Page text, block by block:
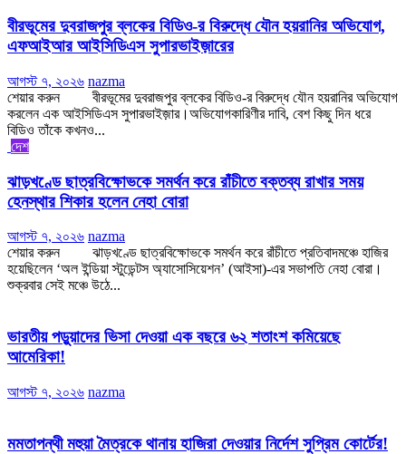
বীরভূমের দুবরাজপুর ব্লকের বিডিও-র বিরুদ্ধে যৌন হয়রানির অভিযোগ,
এফআইআর আইসিডিএস সুপারভাইজ়ারের
আগস্ট ৭, ২০২৬ nazma
শেয়ার করুন বীরভূমের দুবরাজপুর ব্লকের বিডিও-র বিরুদ্ধে যৌন হয়রানির অভিযোগ
করলেন এক আইসিডিএস সুপারভাইজ়ার।অভিযোগকারিণীর দাবি, বেশ কিছু দিন ধরে
বিডিও তাঁকে কখনও...
দেশ
ঝাড়খণ্ডে ছাত্রবিক্ষোভকে সমর্থন করে রাঁচীতে বক্তব্য রাখার সময়
হেনস্থার শিকার হলেন নেহা বোরা
আগস্ট ৭, ২০২৬ nazma
শেয়ার করুন ঝাড়খণ্ডে ছাত্রবিক্ষোভকে সমর্থন করে রাঁচীতে প্রতিবাদমঞ্চে হাজির
হয়েছিলেন ‘অল ইন্ডিয়া স্টুডেন্টস অ্যাসোসিয়েশন’ (আইসা)-এর সভাপতি নেহা বোরা।
শুক্রবার সেই মঞ্চে উঠে...
ভারতীয় পড়ুয়াদের ভিসা দেওয়া এক বছরে ৬২ শতাংশ কমিয়েছে
আমেরিকা!
আগস্ট ৭, ২০২৬ nazma
মমতাপন্থী মহুয়া মৈত্রকে থানায় হাজিরা দেওয়ার নির্দেশ সুপ্রিম কোর্টের!